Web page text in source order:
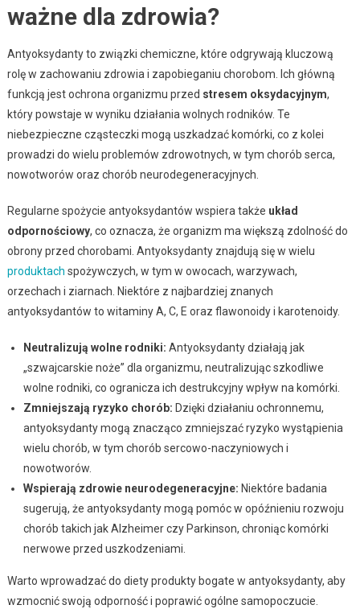
ważne dla zdrowia?
Antyoksydanty to związki chemiczne, które odgrywają kluczową
rolę w zachowaniu zdrowia i zapobieganiu chorobom. Ich główną
funkcją jest ochrona organizmu przed stresem oksydacyjnym,
który powstaje w wyniku działania wolnych rodników. Te
niebezpieczne cząsteczki mogą uszkadzać komórki, co z kolei
prowadzi do wielu problemów zdrowotnych, w tym chorób serca,
nowotworów oraz chorób neurodegeneracyjnych.
Regularne spożycie antyoksydantów wspiera także układ
odpornościowy, co oznacza, że organizm ma większą zdolność do
obrony przed chorobami. Antyoksydanty znajdują się w wielu
produktach spożywczych, w tym w owocach, warzywach,
orzechach i ziarnach. Niektóre z najbardziej znanych
antyoksydantów to witaminy A, C, E oraz flawonoidy i karotenoidy.
Neutralizują wolne rodniki: Antyoksydanty działają jak
„szwajcarskie noże” dla organizmu, neutralizując szkodliwe
wolne rodniki, co ogranicza ich destrukcyjny wpływ na komórki.
Zmniejszają ryzyko chorób: Dzięki działaniu ochronnemu,
antyoksydanty mogą znacząco zmniejszać ryzyko wystąpienia
wielu chorób, w tym chorób sercowo-naczyniowych i
nowotworów.
Wspierają zdrowie neurodegeneracyjne: Niektóre badania
sugerują, że antyoksydanty mogą pomóc w opóźnieniu rozwoju
chorób takich jak Alzheimer czy Parkinson, chroniąc komórki
nerwowe przed uszkodzeniami.
Warto wprowadzać do diety produkty bogate w antyoksydanty, aby
wzmocnić swoją odporność i poprawić ogólne samopoczucie.